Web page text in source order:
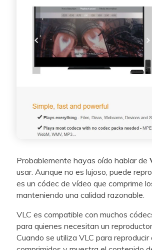
Probablemente hayas oído hablar de
usar. Aunque no es lujoso, puede
es un códec de vídeo que comprime
manteniendo una calidad razonable.
VLC es compatible con muchos
para quienes necesitan un
Cuando se utiliza VLC para